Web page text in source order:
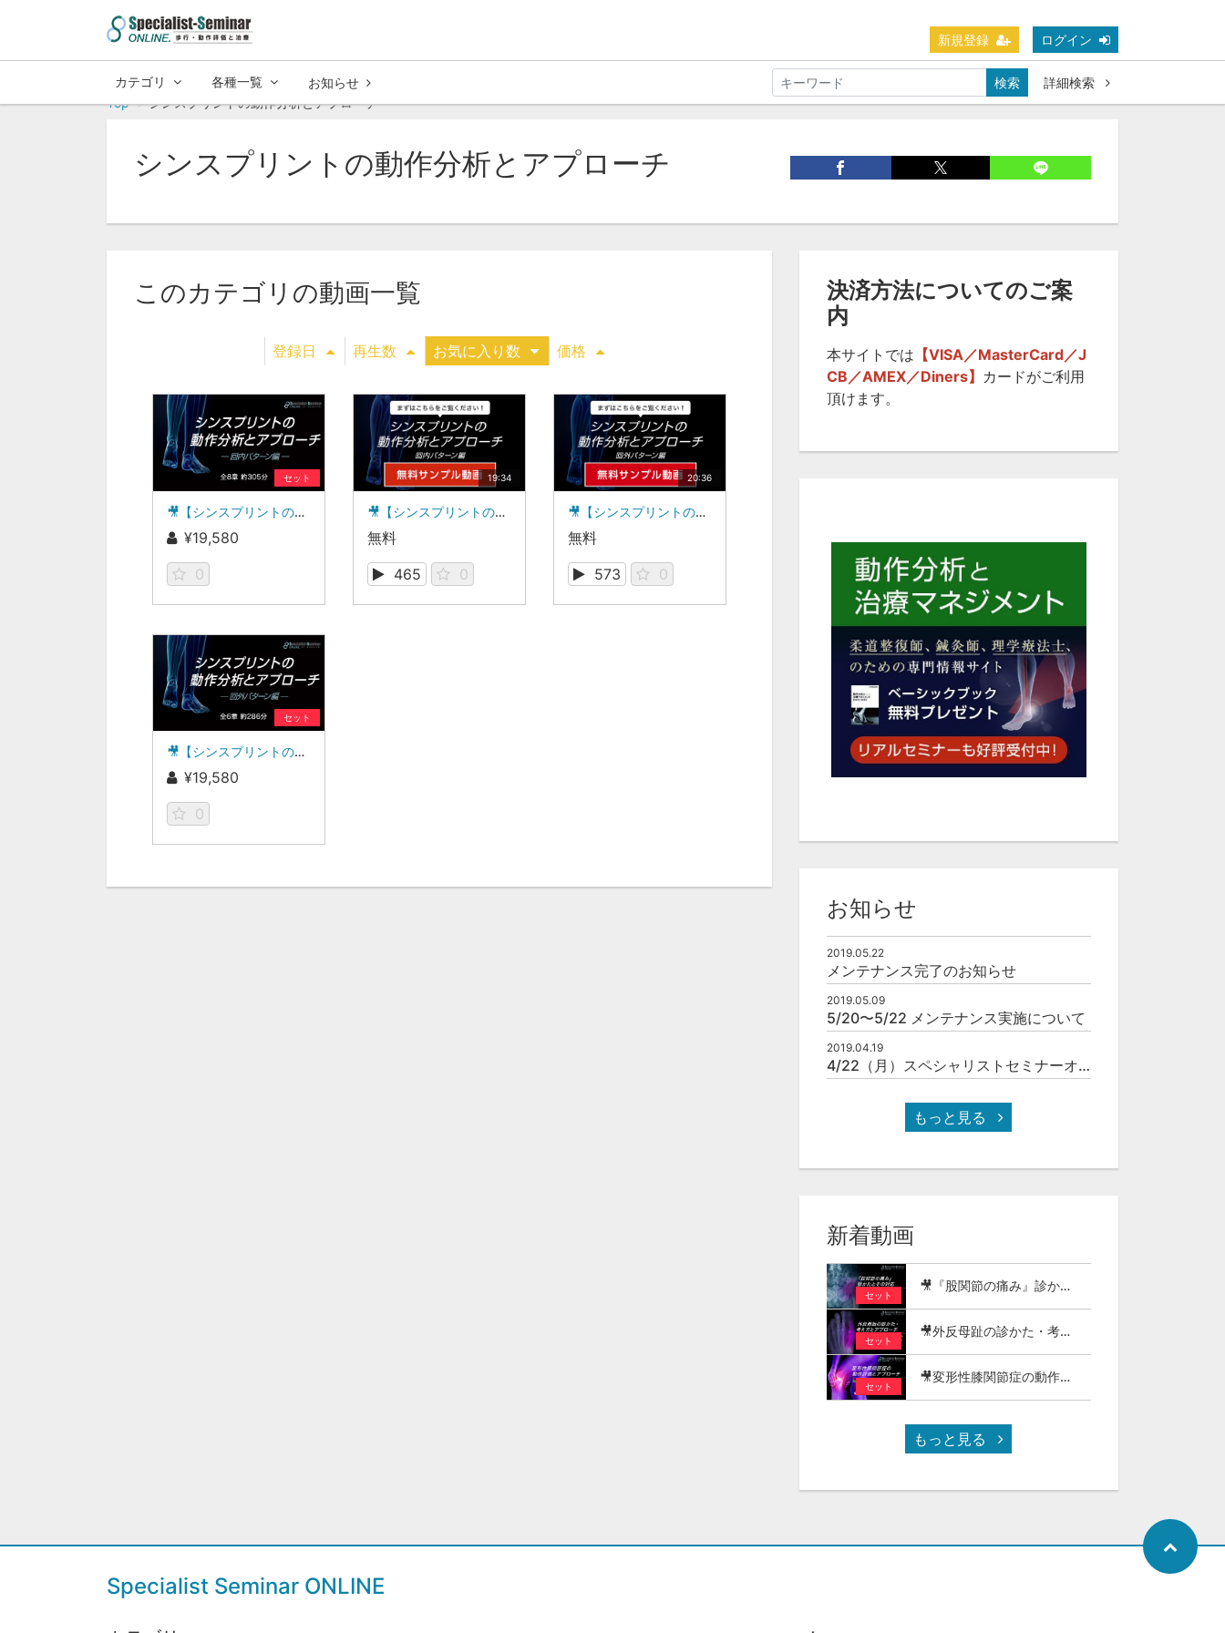
新規登録 ログイン
カテゴリ 各種一覧 お知らせ 検索
詳細検索
Top
シンスプリントの動作分析とアプローチ
シンスプリントの動作分析とアプローチ
このカテゴリの動画一覧
登録日 再生数 お気に入り数 価格
セット
🎥【シンスプリントの動作分析とアプローチ】 ― 回内パターン編 ―
¥19,580
0
19:34
🎥【シンスプリントの動作分析とアプローチ】 - 回内パターン編 - サンプル動画
無料
465
0
20:36
🎥【シンスプリントの動作分析とアプローチ】 - 回外パターン編 - サンプル動画
無料
573
0
セット
🎥【シンスプリントの動作分析とアプローチ】 ― 回外パターン編 ―
¥19,580
0
決済方法についてのご案
内
本サイトでは 【VISA／MasterCard／J
CB／AMEX／Diners】 カードがご利用
頂けます。
お知らせ
2019.05.22
メンテナンス完了のお知らせ
2019.05.09
5/20〜5/22 メンテナンス実施について
2019.04.19
4/22（月）スペシャリストセミナーオンラインOPEN！
もっと見る
新着動画
セット
🎥『股関節の痛み』診かたとその対応
セット
🎥外反母趾の診かた・考え方とアプローチ
セット
🎥変形性膝関節症の動作評価とアプローチ - 階段昇降・正座（しゃがみ動作）編 -
もっと見る
Specialist Seminar ONLINE